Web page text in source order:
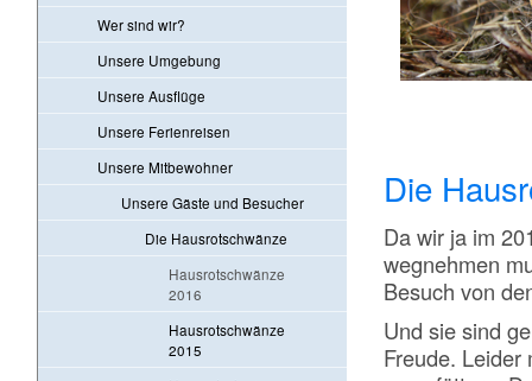
Wer sind wir?
Unsere Umgebung
Unsere Ausflüge
Unsere Ferienreisen
Unsere Mitbewohner
Unsere Gäste und Besucher
Die Hausrotschwänze
Hausrotschwänze
2016
Hausrotschwänze
2015
Die
Da wir ja im
wegnehmen
Besuch von
Und sie sind
Freude. Leider